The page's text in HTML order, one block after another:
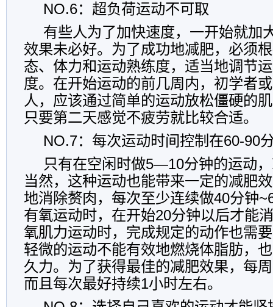
NO.6：超负荷运动不可取
有些人为了加快速度，一开始就加
效果未必好。为了成功地减肥，必须
态、体力和运动熟练度，适当地调节
度。在开始运动的前几周内，初学者
人，应该通过简单的运动放松僵硬的
只要第二天感觉不疲劳就比较合适。
NO.7：每次运动时间控制在60-90
只有在空闲时做5—10分钟的运动
当然，这种运动也能带来一定的减肥
地消除赘肉，每次至少连续做40分钟
有氧运动时，在开始20分钟以后才能
氧肌力运动时，完成规定的动作也需
轻微的运动不能有效地燃烧体脂肪，
久力。为了获得最佳的减肥效果，每
而且每次最好持续1小时左右。